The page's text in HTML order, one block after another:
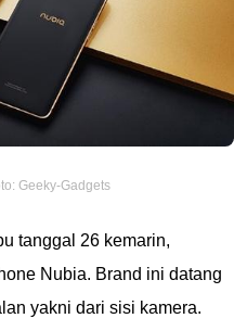
Geeky-Gadgets
tanggal 26 kemarin,
Nubia. Brand ini datang
yakni dari sisi kamera.